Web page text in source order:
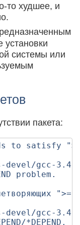
то худшее, и
системы или
пакета:
to satisfy
devel/gcc-
problem.
devel/gcc-